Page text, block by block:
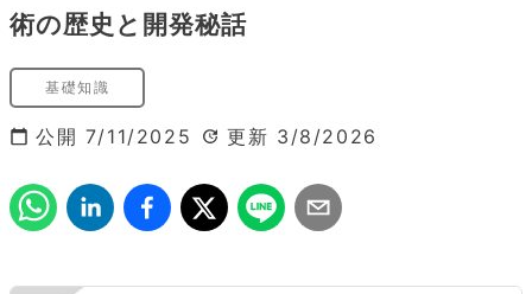
術の歴史と開発秘話
基礎知識
公開 7/11/2025 更新 3/8/2026